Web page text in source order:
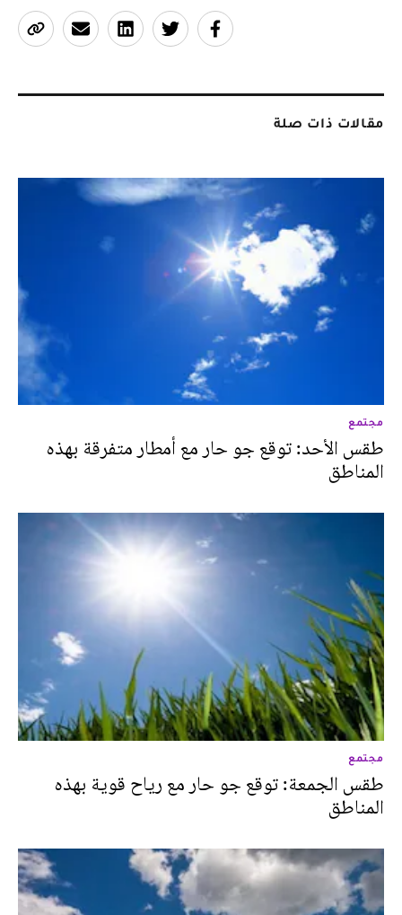
مقالات ذات صلة
مجتمع
طقس الأحد: توقع جو حار مع أمطار متفرقة بهذه
المناطق
مجتمع
طقس الجمعة: توقع جو حار مع رياح قوية بهذه
المناطق